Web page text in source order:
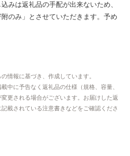
みは返礼品の手配が出来ないため、
附のみ」とさせていただきます。予め
情報に基づき、作成しています。
中に予告なく返礼品の仕様（規格、容量、
更される場合がございます。お届けした返
載されている注意書きなどをご確認くださ